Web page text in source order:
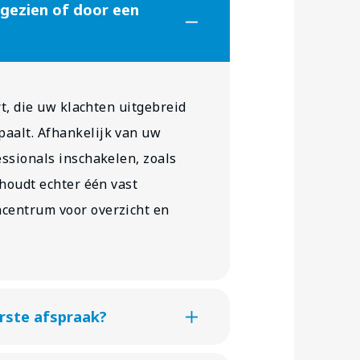
of door een
die uw klachten uitgebreid
Afhankelijk van uw
inschakelen, zoals
echter één vast
voor overzicht en
afspraak?